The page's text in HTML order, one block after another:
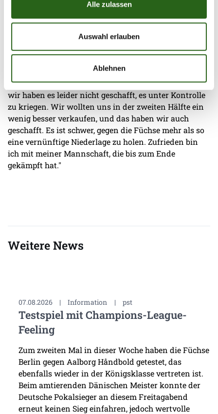
Alle zulassen
Auswahl erlauben
Ablehnen
Kulisse, eine Superatmosphäre. Es war spannend, hier
zu spielen. Wir haben es leider nicht geschafft, unsere
Deckung aufzustellen. Dadurch sind die Füchse zu
Halbzeit haben sie alle Lücken ausgenutzt. Sie haben
wieder mit viel Tempo gespielt, das wussten wir, aber
wir haben es leider nicht geschafft, es unter Kontrolle
zu kriegen. Wir wollten uns in der zweiten Hälfte ein
wenig besser verkaufen, und das haben wir auch
geschafft. Es ist schwer, gegen die Füchse mehr als so
eine vernünftige Niederlage zu holen. Zufrieden bin
ich mit meiner Mannschaft, die bis zum Ende
gekämpft hat."
Weitere News
07.08.2026 | Information | pst
Testspiel mit Champions-League-
Feeling
Zum zweiten Mal in dieser Woche haben die Füchse
Berlin gegen Aalborg Håndbold getestet, das
ebenfalls wieder in der Königsklasse vertreten ist.
Beim amtierenden Dänischen Meister konnte der
Deutsche Pokalsieger an diesem Freitagabend
erneut keinen Sieg einfahren, jedoch wertvolle